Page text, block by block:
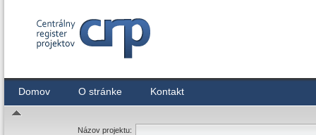
Domov O stránke Kontakt
Názov projektu: